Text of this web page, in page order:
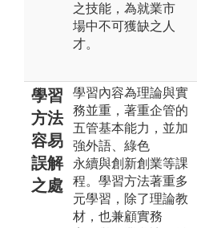
之技能，為就業市
場中不可獲缺之人
才。
學習
方法
容易
誤解
之處
學習內容為理論與實
務並重，著重企管的
五管基本能力，並加
強外語、綠色
永續與創新創業等課
程。學習方法著重多
元學習，除了理論教
材，也兼顧實務